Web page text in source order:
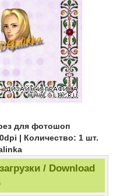
для фотошоп
| Количество: 1 шт.
/ Download